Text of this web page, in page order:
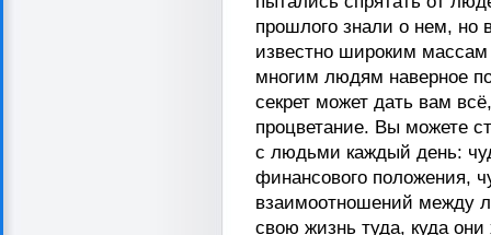
прошлого знали о нем, но
известно широким
многим людям наверное
секрет может дать вам
процветание. Вы можете
с людьми каждый день:
финансового положения,
взаимоотношений между
свою жизнь туда, куда